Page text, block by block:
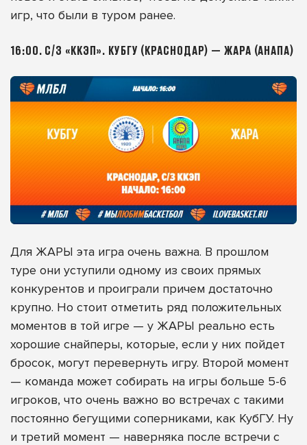
игр, что были в туром ранее.
16:00. С/З «ККЭП». КУБГУ (КРАСНОДАР) — ЖАРА (АНАПА)
Для ЖАРЫ эта игра очень важна. В прошлом
туре они уступили одному из своих прямых
конкурентов и проиграли причем достаточно
крупно. Но стоит отметить ряд положительных
моментов в той игре — у ЖАРЫ реально есть
хорошие снайперы, которые, если у них пойдет
бросок, могут перевернуть игру. Второй момент
— команда может собирать на игры больше 5-6
игроков, что очень важно во встречах с такими
постоянно бегущими соперниками, как КубГУ. Ну
и третий момент — наверняка после встречи с